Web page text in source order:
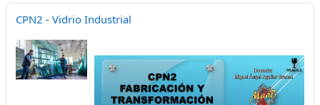
CPN2 - Vidrio Industrial